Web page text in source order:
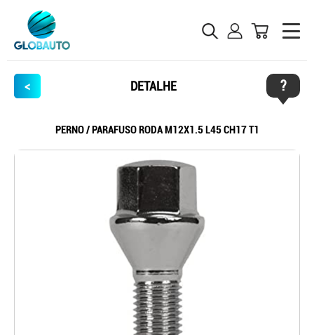
< DETALHE ?
PERNO / PARAFUSO RODA M12X1.5 L45 CH17 T1